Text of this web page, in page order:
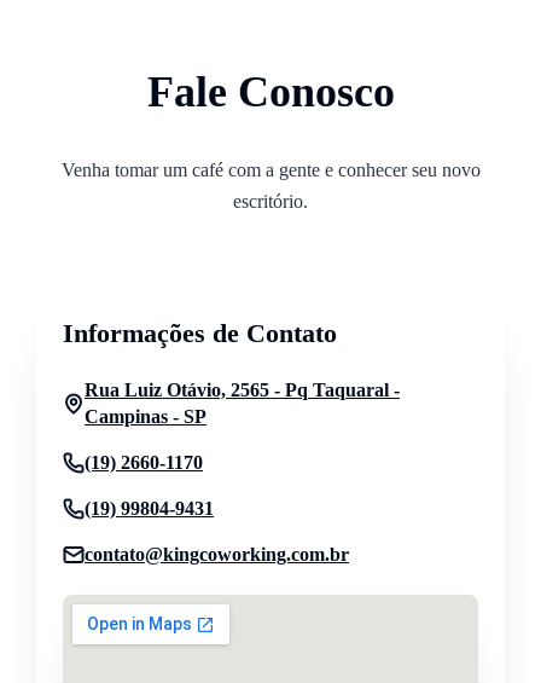
Fale Conosco
Venha tomar um café com a gente e conhecer seu novo
escritório.
Informações de Contato
Rua Luiz Otávio, 2565 - Pq Taquaral -
Campinas - SP
(19) 2660-1170
(19) 99804-9431
contato@kingcoworking.com.br